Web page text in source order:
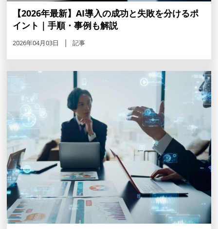
【2026年最新】AI導入の成功と失敗を分けるポ
イント｜手順・事例も解説
2026年04月03日 記事